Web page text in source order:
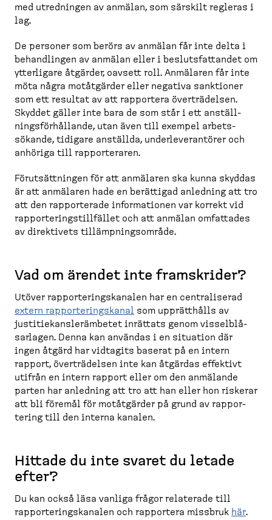
med utredningen av anmälan, som särskilt regleras i
lag.
De personer som berörs av anmälan får inte delta i
behand­lingen av anmälan eller i besluts­fat­tandet om
ytterligare åtgärder, oavsett roll. Anmälaren får inte
möta några motåtgärder eller negativa sanktioner
som ett resultat av att rapportera överträ­delsen.
Skyddet gäller inte bara de som står i ett anställ­
nings­för­hållande, utan även till exempel arbets­
sökande, tidigare anställda, underle­ve­rantörer och
anhöriga till rappor­teraren.
Förutsätt­ningen för att anmälaren ska kunna skyddas
är att anmälaren hade en berättigad anledning att tro
att den rappor­terade informa­tionen var korrekt vid
rappor­te­rings­till­fället och att anmälan omfattades
av direktivets tillämp­nings­område.
Vad om ärendet inte framskrider?
Utöver rappor­te­rings­kanalen har en centra­liserad
extern rappor­te­ringskanal
som upprätthålls av
justiti­e­kans­lerämbetet inrättats genom vissel­blå­
sarlagen. Denna kan användas i en situation där
ingen åtgärd har vidtagits baserat på en intern
rapport, överträ­delsen inte kan åtgärdas effektivt
utifrån en intern rapport eller om den anmälande
parten har anledning att tro att han eller hon riskerar
att bli föremål för motåtgärder på grund av rappor­
tering till den interna kanalen.
Hittade du inte svaret du letade
efter?
Du kan också läsa vanliga frågor relaterade till
rappor­te­rings­kanalen och rapportera missbruk här.